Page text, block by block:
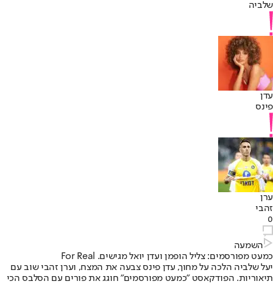
שלביה
עדן
פינס
ערן
זהבי
0
השמעה
כמעט מפורסמים: צליל הופמן ועדן יואל מגישים. For Real
יעל שלביה הלכה על מחוך, עדן פינס צבעה את המצח, וערן זהבי שוב עם
תיאוריות. הפודקאסט "כמעט מפורסמים" חוגג את פורים עם הסלבס הכי